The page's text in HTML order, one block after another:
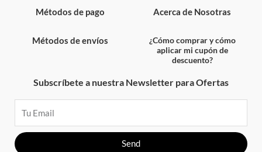
Métodos de pago
Métodos de envíos
Acerca de Nosotras
¿Cómo comprar y cómo
aplicar mi cupón de
descuento?
Subscríbete a nuestra Newsletter para Ofertas
Send